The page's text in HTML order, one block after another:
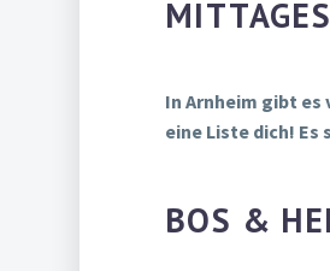
In Arnheim gibt
eine Liste dich!
BOS &